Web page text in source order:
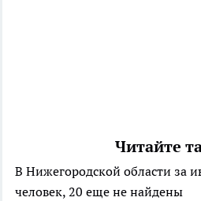
Читайте
В Нижегородской области за
человек, 20 еще не найдены